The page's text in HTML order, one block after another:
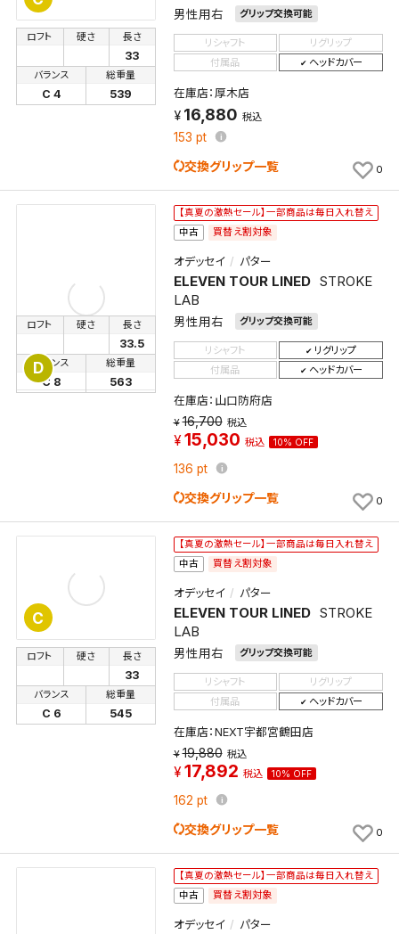
男性用右 グリップ交換可能
ロフト 硬さ 長さ
33
バランス
C 4
総重量
539
リシャフト
リグリップ
付属品
ヘッドカバー
在庫店：厚木店
16,880 税込
153 pt
交換グリップ一覧 0
D
【真夏の激熱セール】一部商品は毎日入れ替え
中古
買替え割対象
オデッセイ パター
ELEVEN TOUR LINED STROKE
LAB
男性用右 グリップ交換可能
ロフト 硬さ 長さ
33.5
バランス
C 8
総重量
563
リシャフト
リグリップ
付属品
ヘッドカバー
在庫店：山口防府店
16,700 税込
15,030 税込 10% OFF
136 pt
交換グリップ一覧 0
C
【真夏の激熱セール】一部商品は毎日入れ替え
中古
買替え割対象
オデッセイ パター
ELEVEN TOUR LINED STROKE
LAB
男性用右 グリップ交換可能
ロフト 硬さ 長さ
33
バランス
C 6
総重量
545
リシャフト
リグリップ
付属品
ヘッドカバー
在庫店：NEXT宇都宮鶴田店
19,880 税込
17,892 税込 10% OFF
162 pt
交換グリップ一覧 0
【真夏の激熱セール】一部商品は毎日入れ替え
中古
買替え割対象
オデッセイ パター